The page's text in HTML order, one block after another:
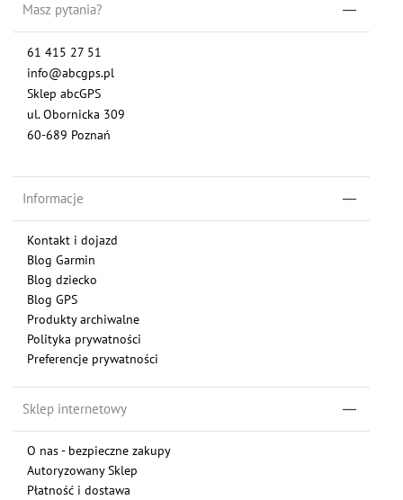
Masz pytania?
61 415 27 51
info@abcgps.pl
Sklep abcGPS
ul. Obornicka 309
60-689 Poznań
Informacje
Kontakt i dojazd
Blog Garmin
Blog dziecko
Blog GPS
Produkty archiwalne
Polityka prywatności
Preferencje prywatności
Sklep internetowy
O nas - bezpieczne zakupy
Autoryzowany Sklep
Płatność i dostawa